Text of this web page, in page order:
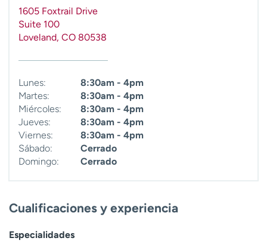
1605 Foxtrail Drive
Suite 100
Loveland, CO 80538
Lunes:
8:30am - 4pm
Martes:
8:30am - 4pm
Miércoles:
8:30am - 4pm
Jueves:
8:30am - 4pm
Viernes:
8:30am - 4pm
Sábado:
Cerrado
Domingo:
Cerrado
Cualificaciones y experiencia
Especialidades